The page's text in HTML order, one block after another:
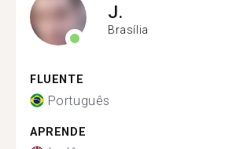
J.
Brasília
FLUENTE
Português
APRENDE